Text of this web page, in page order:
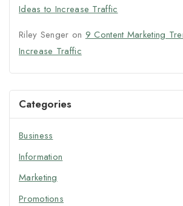
Ideas to Increase Traffic
Riley Senger on 9 Content Marketing
Increase Traffic
Categories
Business
Information
Marketing
Promotions